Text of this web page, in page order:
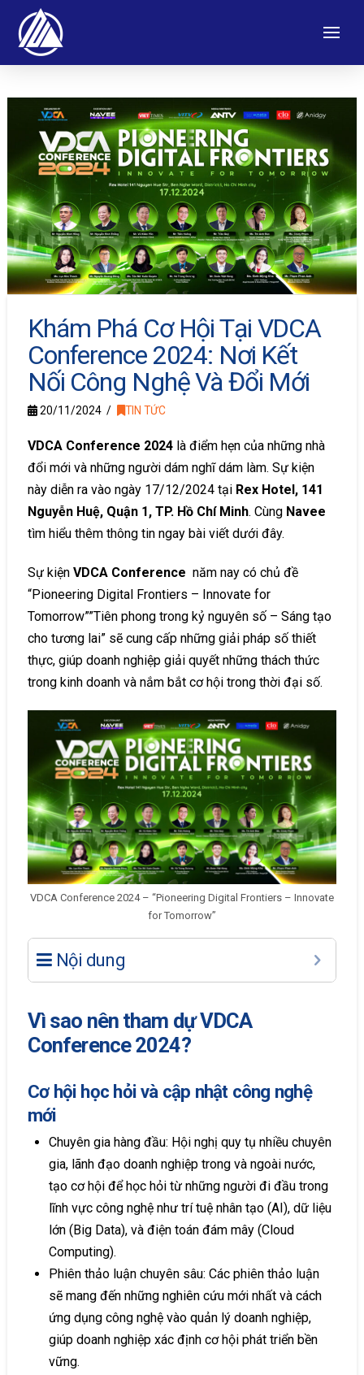
Khám Phá Cơ Hội Tại VDCA
Conference 2024: Nơi Kết
Nối Công Nghệ Và Đổi Mới
20/11/2024 TIN TỨC
VDCA Conference 2024là điểm hẹn của những nhà
đổi mới và những người dám nghĩ dám làm. Sự kiện
này diễn ra vào ngày 17/12/2024 tại Rex Hotel, 141
Nguyễn Huệ, Quận 1, TP. Hồ Chí Minh. Cùng Navee
tìm hiểu thêm thông tin ngay bài viết dưới đây.
Sự kiện VDCA Conference năm nay có chủ đề
“Pioneering Digital Frontiers – Innovate for
Tomorrow””Tiên phong trong kỷ nguyên số – Sáng tạo
cho tương lai” sẽ cung cấp những giải pháp số thiết
thực, giúp doanh nghiệp giải quyết những thách thức
trong kinh doanh và nắm bắt cơ hội trong thời đại số.
VDCA Conference 2024 – “Pioneering Digital Frontiers – Innovate
for Tomorrow”
Nội dung
Vì sao nên tham dự VDCA
Conference 2024?
Cơ hội học hỏi và cập nhật công nghệ
mới
Chuyên gia hàng đầu: Hội nghị quy tụ nhiều chuyên
gia, lãnh đạo doanh nghiệp trong và ngoài nước,
tạo cơ hội để học hỏi từ những người đi đầu trong
lĩnh vực công nghệ như trí tuệ nhân tạo (AI), dữ liệu
lớn (Big Data), và điện toán đám mây (Cloud
Computing).
Phiên thảo luận chuyên sâu: Các phiên thảo luận
sẽ mang đến những nghiên cứu mới nhất và cách
ứng dụng công nghệ vào quản lý doanh nghiệp,
giúp doanh nghiệp xác định cơ hội phát triển bền
vững.